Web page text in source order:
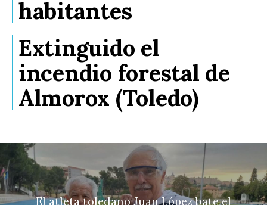
habitantes
Extinguido el
incendio forestal de
Almorox (Toledo)
El atleta toledano Juan López bate el